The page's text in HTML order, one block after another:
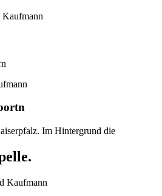
Im Hintergrund die